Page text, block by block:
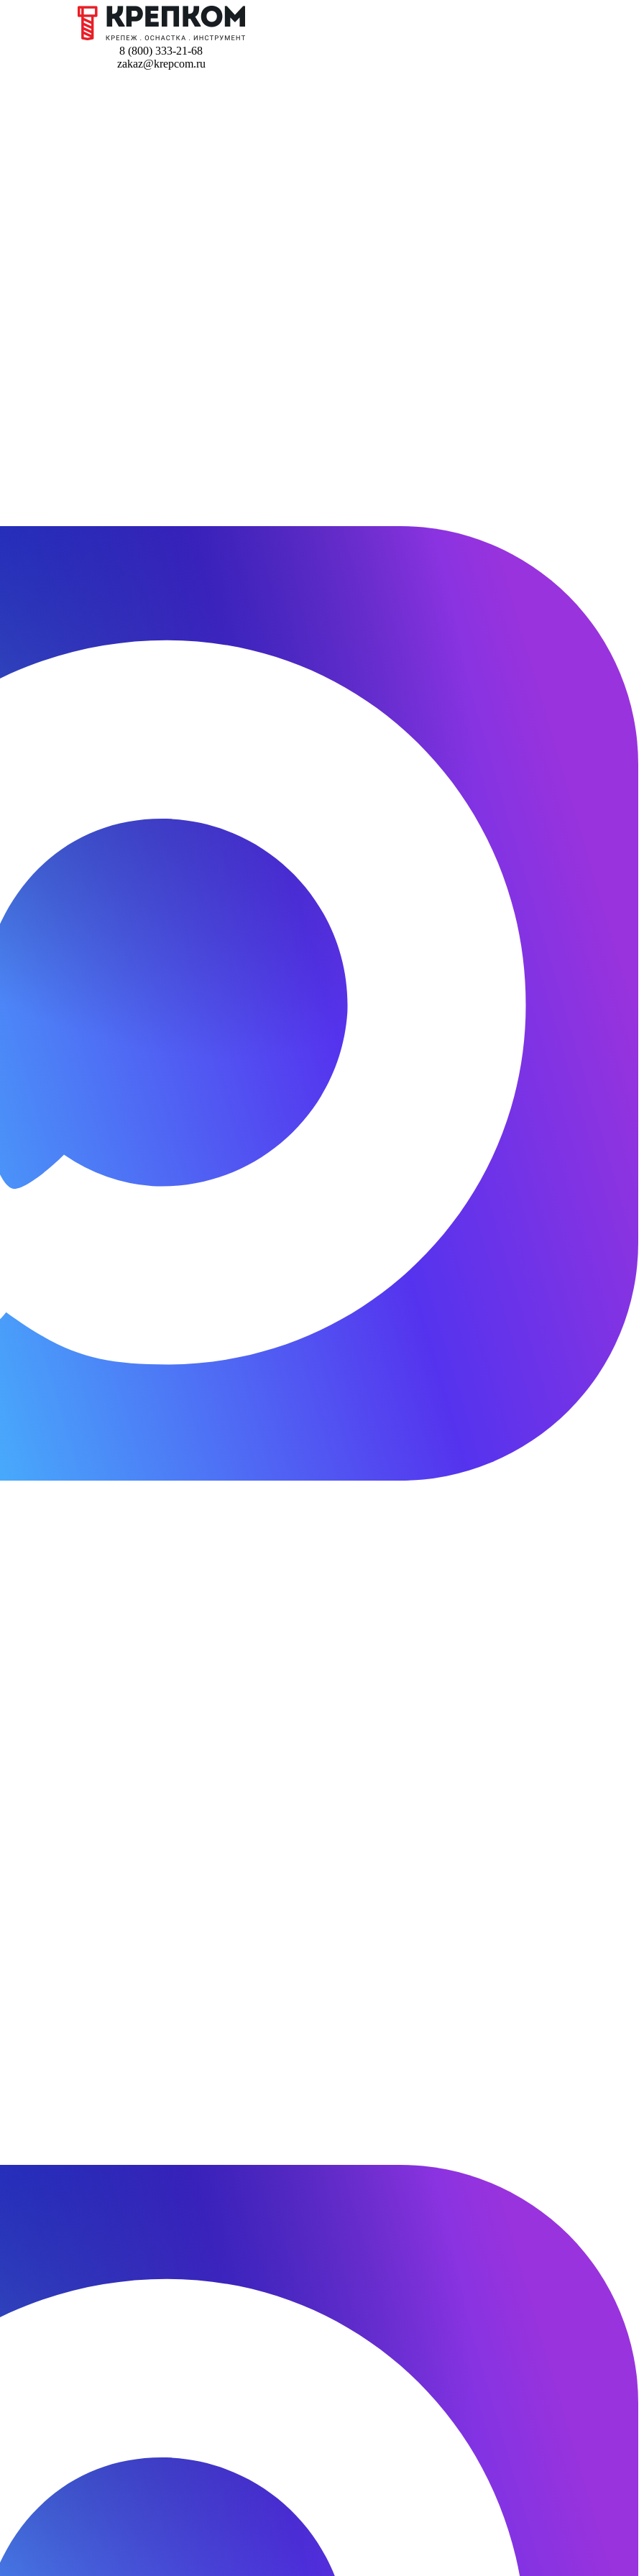
8 (800) 333-21-68
zakaz@krepcom.ru